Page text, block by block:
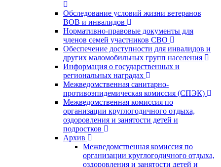
Обследование условий жизни ветеранов
ВОВ и инвалидов
Нормативно-правовые документы для
членов семей участников СВО
Обеспечение доступности для инвалидов и
других маломобильных групп населения
Информация о государственных и
региональных наградах
Межведомственная санитарно-
противоэпидемическая комиссия (СПЭК)
Межведомственная комиссия по
организации круглогодичного отдыха,
оздоровления и занятости детей и
подростков
Архив
Межведомственная комиссия по
организации круглогодичного отдыха,
оздоровления и занятости детей и